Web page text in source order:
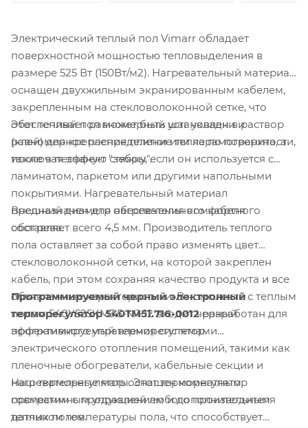
Электрический теплый пол Vimarr обладает
поверхностной мощностью тепловыделения в
размере 525 Вт (150Вт/м2). Нагревательный материал
оснащен двухжильным экранированным кабелем,
закрепленным на стекловолоконной сетке, что
обеспечивает равномерный шаг укладки и
равномерное распределение тепла по поверхности,
исключая эффект "зебры".
Этот теплый пол может быть установлен в раствор
(клей) для крепления плитки или керамогранита, а
также в песчаную стяжку, если он используется с
ламинатом, паркетом или другими напольными
покрытиями. Нагревательный материал
предназначен для обеспечения комфортного
обогрева.
Внешний диаметр нагревательного кабеля
составляет всего 4,5 мм. Производитель теплого
пола оставляет за собой право изменять цвет
стекловолоконной сетки, на которой закреплен
кабель, при этом сохраняя качество продукта и все
объявленные характеристики. В комплекте с теплым
полом 540Y525KM3.5-M1-12 входит черный
программируемый терморегулятор.
Программируемый черный электронный
терморегулятор 540TM51.716-0012разработан для
эффективного управления системами
электрического отопления помещений, такими как
пленочные обогреватели, кабельные секции и
нагревательные маты. Этот терморегулятор
совместим с продукцией любого производителя
теплых полов.
Наш терморегулятор оснащен комнатным
программным управлением и дополнительным
датчиком температуры пола, что способствует